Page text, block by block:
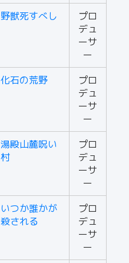
野獣死すべし
プロ
デュ
ーサ
ー
化石の荒野
プロ
デュ
ーサ
ー
湯殿山麓呪い
村
プロ
デュ
ーサ
ー
いつか誰かが
殺される
プロ
デュ
ーサ
ー